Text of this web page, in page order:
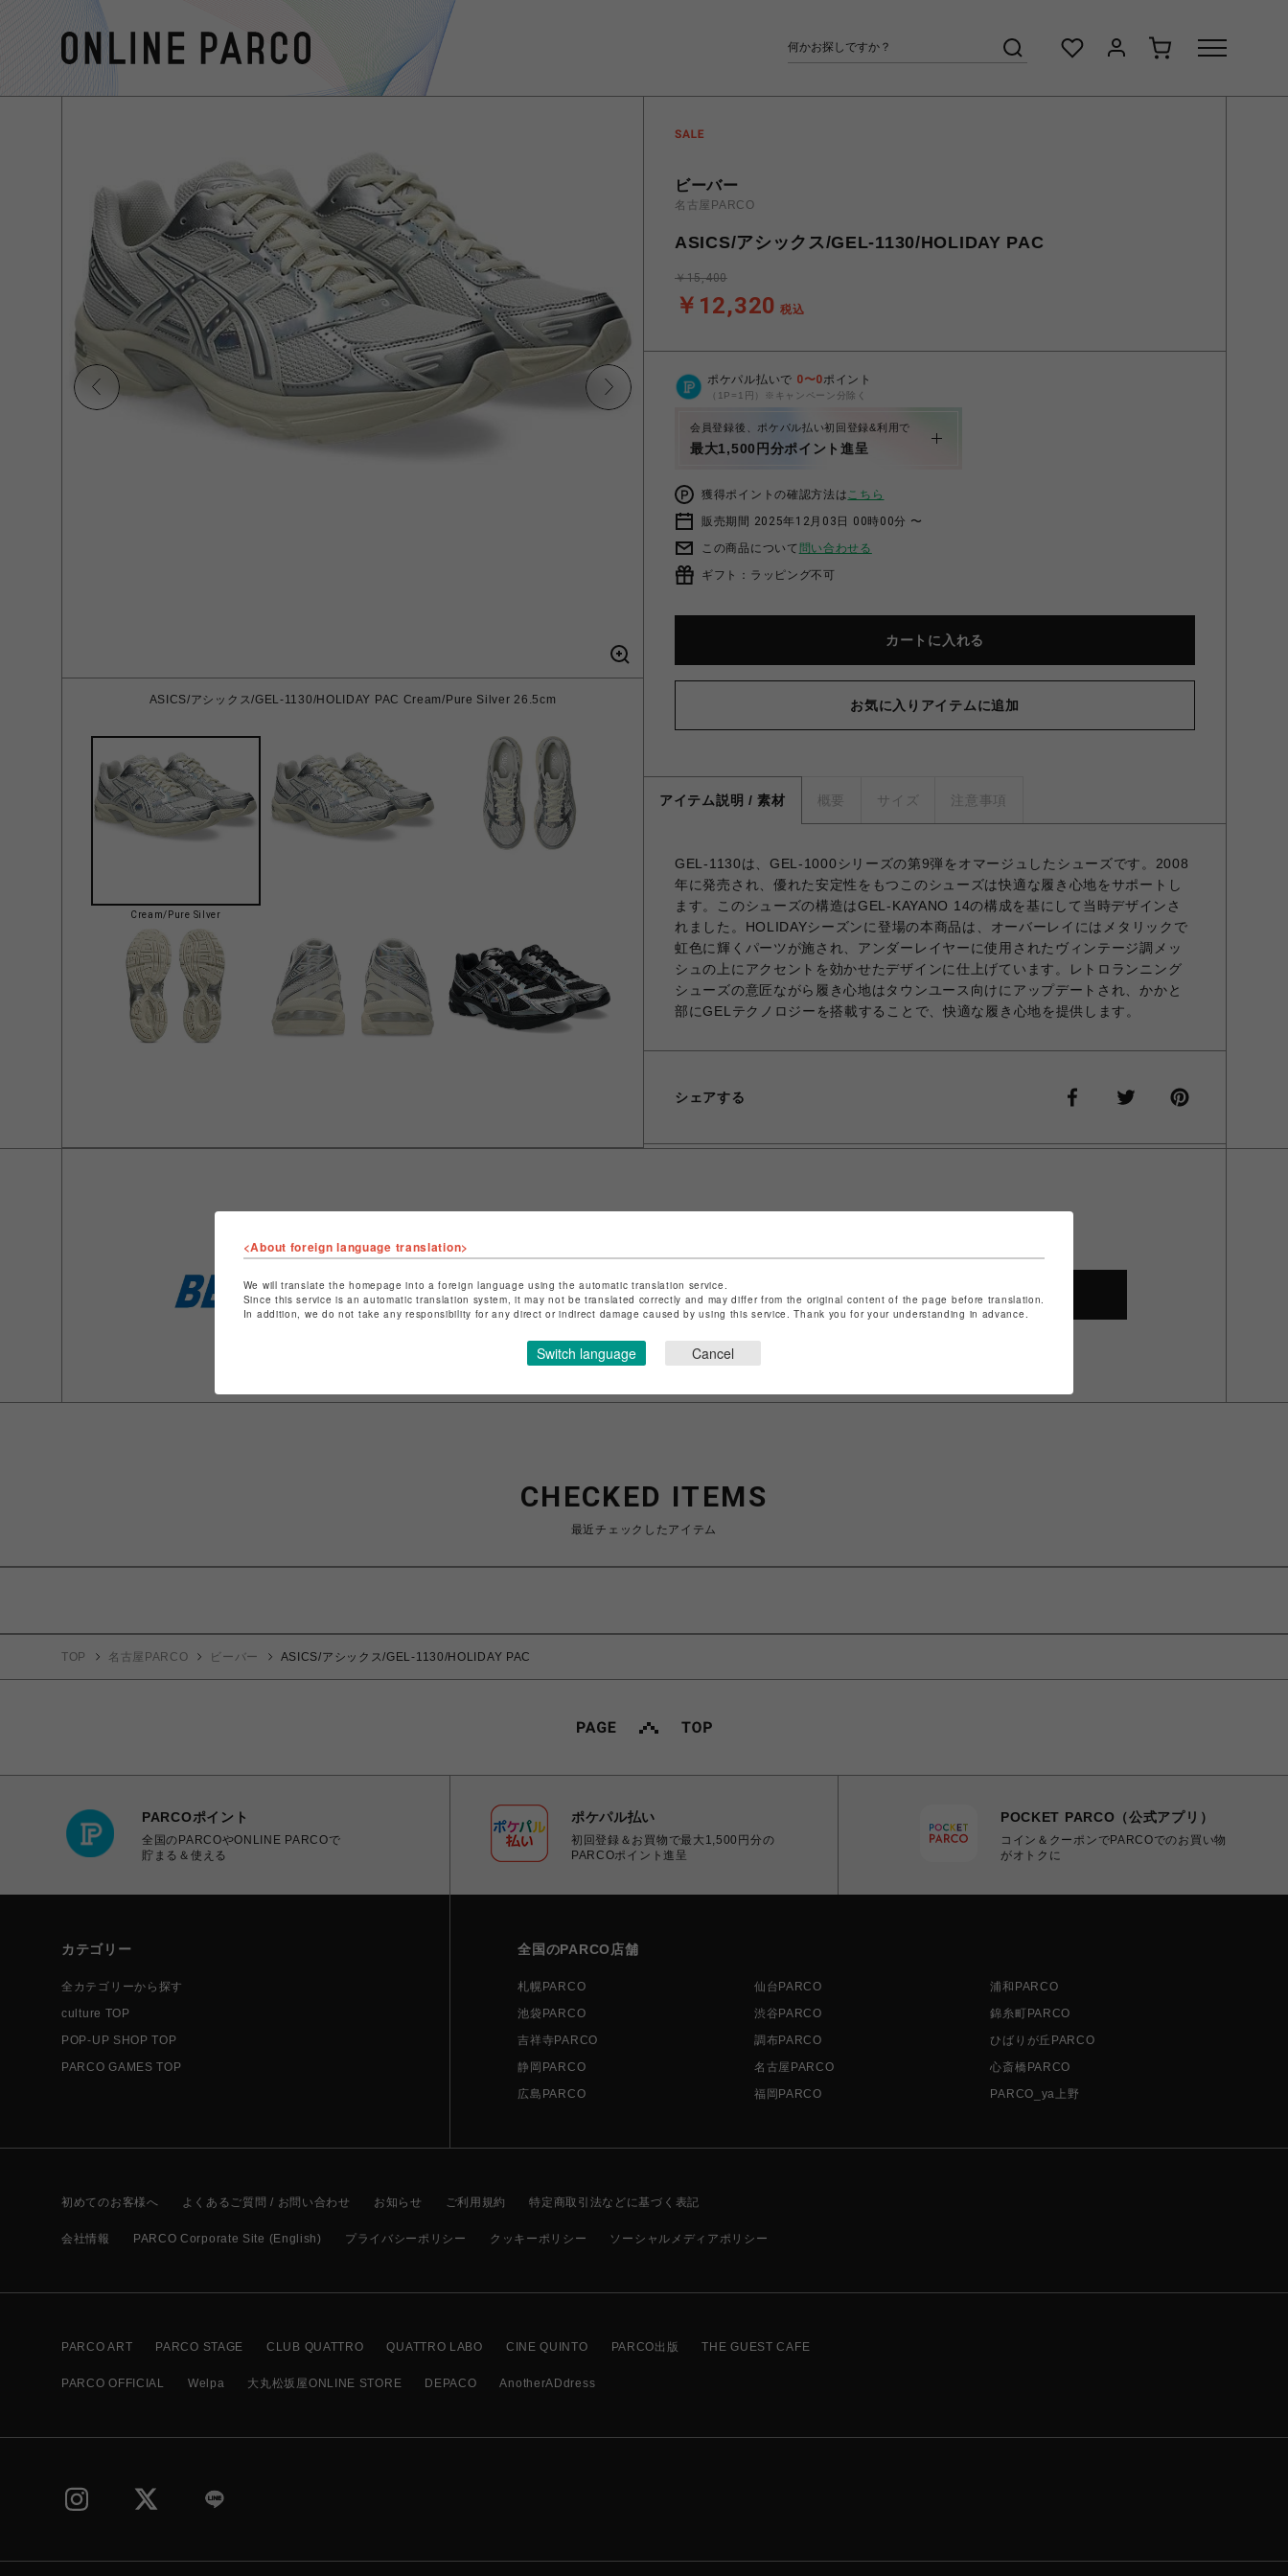
ASICS/アシックス/GEL-1130/HOLIDAY PAC Cream/Pure Silver 26.5cm
Cream/Pure Silver
ビーバー
名古屋PARCO
ASICS/アシックス/GEL-1130/HOLIDAY PAC
￥12,320 税込
￥15,400
ポケパル払いで 0〜0ポイント
（1P=1円）※キャンペーン分除く
会員登録後、ポケパル払い初回登録&利用で
最大1,500円分ポイント進呈
獲得ポイントの確認方法はこちら
販売期間 2025年12月03日 00時00分 〜
この商品について 問い合わせる
ギフト：ラッピング不可
カートに入れる
お気に入りアイテムに追加
アイテム説明 / 素材 概要 サイズ 注意事項
GEL-1130は、GEL-1000シリーズの第9弾をオマージュしたシューズです。2008
年に発売され、優れた安定性をもつこのシューズは快適な履き心地をサポートし
ます。このシューズの構造はGEL-KAYANO 14の構成を基にして当時デザインさ
れました。HOLIDAYシーズンに登場の本商品は、オーバーレイにはメタリックで
虹色に輝くパーツが施され、アンダーレイヤーに使用されたヴィンテージ調メッ
シュの上にアクセントを効かせたデザインに仕上げています。レトロランニング
シューズの意匠ながら履き心地はタウンユース向けにアップデートされ、かかと
部にGELテクノロジーを搭載することで、快適な履き心地を提供します。
シェアする
ショップ名
特定商取引法など法令に基づく表記はこちら
ショップお問い合わせはこちら
SHOP TOP
CHECKED ITEMS
最近チェックしたアイテム
TOP 名古屋PARCO ビーバー ASICS/アシックス/GEL-1130/HOLIDAY PAC
PARCOポイント
全国のPARCOやONLINE PARCOで
貯まる＆使える
ポケパル払い
初回登録＆お買物で最大1,500円分の
PARCOポイント進呈
POCKET PARCO（公式アプリ）
コイン＆クーポンでPARCOでのお買い物
がオトクに
カテゴリー
全カテゴリーから探す
culture TOP
POP-UP SHOP TOP
PARCO GAMES TOP
全国のPARCO店舗
札幌PARCO 仙台PARCO
浦和PARCO
池袋PARCO
渋谷PARCO
錦糸町PARCO
吉祥寺PARCO
調布PARCO
ひばりが丘PARCO
静岡PARCO
名古屋PARCO
心斎橋PARCO
広島PARCO
福岡PARCO PARCO_ya上野
初めてのお客様へ よくあるご質問 / お問い合わせ お知らせ ご利用規約 特定商取引法などに基づく表記
会社情報 PARCO Corporate Site (English) プライバシーポリシー クッキーポリシー ソーシャルメディアポリシー
PARCO ART PARCO STAGE CLUB QUATTRO QUATTRO LABO CINE QUINTO PARCO出版 THE GUEST CAFE
PARCO OFFICIAL Welpa 大丸松坂屋ONLINE STORE DEPACO AnotherADdress
<About foreign language translation>
We will translate the homepage into a foreign language using the automatic translation service.
Since this service is an automatic translation system, it may not be translated correctly and may differ from the original content of the page before translation.
In addition, we do not take any responsibility for any direct or indirect damage caused by using this service. Thank you for your understanding in advance.
Switch language Cancel